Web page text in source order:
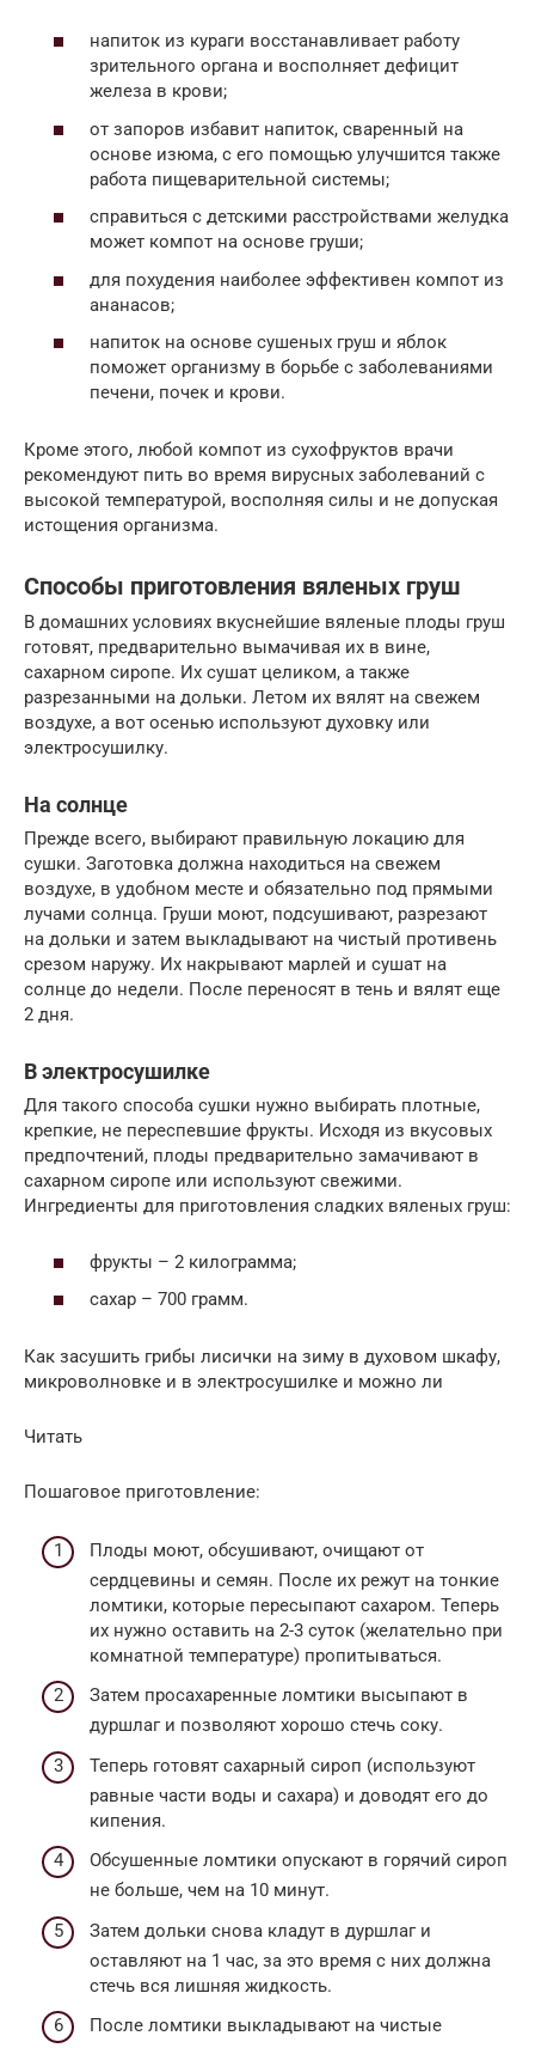
напиток из кураги восстанавливает работу
зрительного органа и восполняет дефицит
железа в крови;
от запоров избавит напиток, сваренный на
основе изюма, с его помощью улучшится также
работа пищеварительной системы;
справиться с детскими расстройствами желудка
может компот на основе груши;
для похудения наиболее эффективен компот из
ананасов;
напиток на основе сушеных груш и яблок
поможет организму в борьбе с заболеваниями
печени, почек и крови.
Кроме этого, любой компот из сухофруктов врачи
рекомендуют пить во время вирусных заболеваний с
высокой температурой, восполняя силы и не допуская
истощения организма.
Способы приготовления вяленых груш
В домашних условиях вкуснейшие вяленые плоды груш
готовят, предварительно вымачивая их в вине,
сахарном сиропе. Их сушат целиком, а также
разрезанными на дольки. Летом их вялят на свежем
воздухе, а вот осенью используют духовку или
электросушилку.
На солнце
Прежде всего, выбирают правильную локацию для
сушки. Заготовка должна находиться на свежем
воздухе, в удобном месте и обязательно под прямыми
лучами солнца. Груши моют, подсушивают, разрезают
на дольки и затем выкладывают на чистый противень
срезом наружу. Их накрывают марлей и сушат на
солнце до недели. После переносят в тень и вялят еще
2 дня.
В электросушилке
Для такого способа сушки нужно выбирать плотные,
крепкие, не переспевшие фрукты. Исходя из вкусовых
предпочтений, плоды предварительно замачивают в
сахарном сиропе или используют свежими.
Ингредиенты для приготовления сладких вяленых груш:
фрукты – 2 килограмма;
сахар – 700 грамм.
Как засушить грибы лисички на зиму в духовом шкафу,
микроволновке и в электросушилке и можно ли
Читать
Пошаговое приготовление:
Плоды моют, обсушивают, очищают от
сердцевины и семян. После их режут на тонкие
ломтики, которые пересыпают сахаром. Теперь
их нужно оставить на 2-3 суток (желательно при
комнатной температуре) пропитываться.
Затем просахаренные ломтики высыпают в
дуршлаг и позволяют хорошо стечь соку.
Теперь готовят сахарный сироп (используют
равные части воды и сахара) и доводят его до
кипения.
Обсушенные ломтики опускают в горячий сироп
не больше, чем на 10 минут.
Затем дольки снова кладут в дуршлаг и
оставляют на 1 час, за это время с них должна
стечь вся лишняя жидкость.
После ломтики выкладывают на чистые